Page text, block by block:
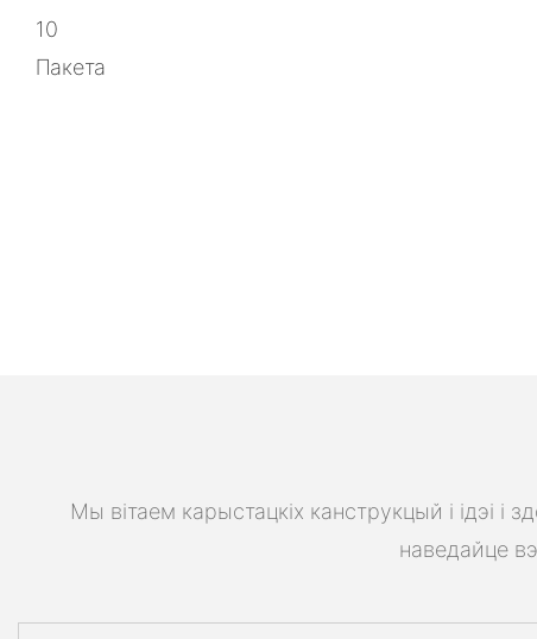
10
Пакета
Мы вітаем карыстацкіх канструкцый і ідэі
наведайце